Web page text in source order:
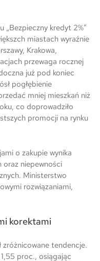
„Bezpieczny kredyt 2%”
miastach wyraźnie
Krakowa,
przewaga rocznej
już pod koniec
pogłębienie
mniej mieszkań niż
co doprowadziło
promocji na rynku
o zakupie wynika
niepewności
Ministerstwo
rozwiązaniami,
korektami
tendencje.
proc., osiągając